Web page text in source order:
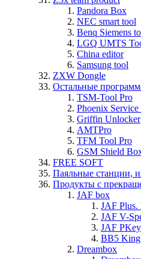
Pandora Box
NEC smart tool
Benq Siemens
LGQ UMTS
China editor
Samsung tool
ZXW Dongle
Остальные
TSM-Tool Pro
Phoenix Service
Griffin Unlocker
AMTPro
TFM Tool Pro
GSM Shield
FREE SOFT
Паяльные станции,
Продукты с
JAF box
JAF
JAF V-
JAF PKey
BB5 King
Dreambox